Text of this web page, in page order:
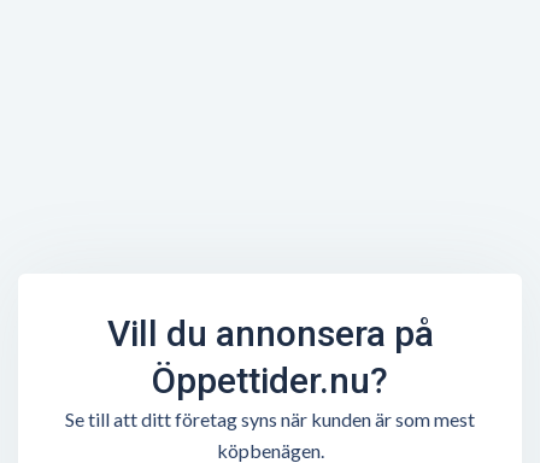
Vill du annonsera på
Öppettider.nu?
Se till att ditt företag syns när kunden är som mest
köpbenägen.